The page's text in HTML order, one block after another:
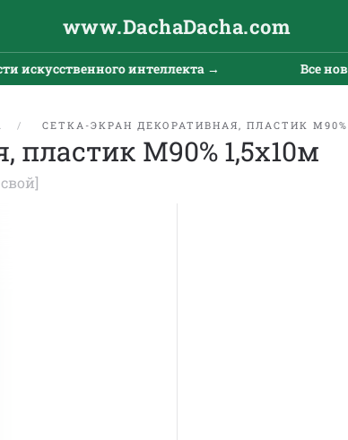
www.DachaDacha.com
искусственного интеллекта → Все
СЕТКА-ЭКРАН ДЕКОРАТИВНАЯ, ПЛАСТИК М90%
пластик М90% 1,5х10м